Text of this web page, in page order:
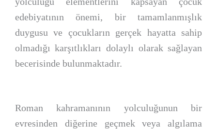
edebiyatının önemi, bir tamamlanmışlık
duygusu ve çocukların gerçek hayatta sahip
olmadığı karşıtlıkları dolaylı olarak sağlayan
becerisinde bulunmaktadır.
Roman kahramanının yolculuğunun bir
evresinden diğerine geçmek veya algılama